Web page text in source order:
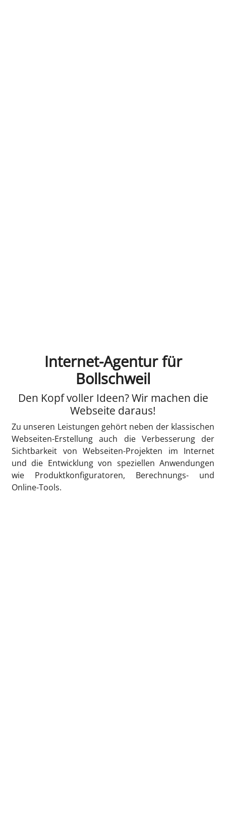
Internet-Agentur für
Bollschweil
Den Kopf voller Ideen? Wir machen die
Webseite daraus!
Zu unseren Leistungen gehört neben der klassischen
Webseiten-Erstellung auch die Verbesserung der
Sichtbarkeit von Webseiten-Projekten im Internet
und die Entwicklung von speziellen Anwendungen
wie Produktkonfiguratoren, Berechnungs- und
Online-Tools.